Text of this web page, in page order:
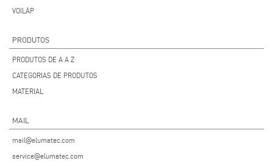
VOILÀP
PRODUTOS
PRODUTOS DE A A Z
CATEGORIAS DE PRODUTOS
MATERIAL
MAIL
mail@elumatec.com
service@elumatec.com